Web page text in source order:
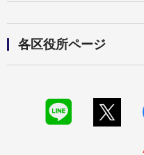
各区役所ページ